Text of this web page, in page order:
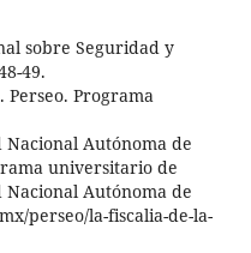
sobre Seguridad y
49.
Perseo. Programa
Autónoma de
universitario de
Autónoma de
perseo/la-fiscalia-de-la-